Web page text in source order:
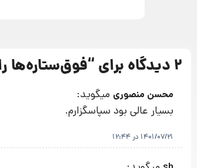
2 دیدگاه برای “ فوق‌ستاره‌ها
محسن منصوری میگوید:
بسیار عالی بود سپاسگزارم.
1401/07/21 در 12:44